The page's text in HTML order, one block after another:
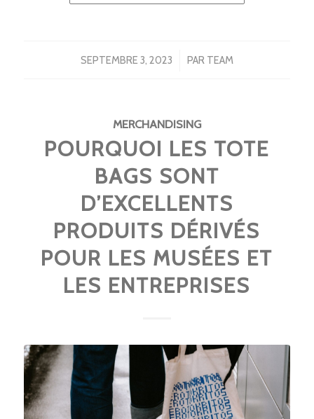
SEPTEMBRE 3, 2023
/ PAR TEAM
MERCHANDISING
POURQUOI LES TOTE
BAGS SONT
D’EXCELLENTS
PRODUITS DÉRIVÉS
POUR LES MUSÉES ET
LES ENTREPRISES